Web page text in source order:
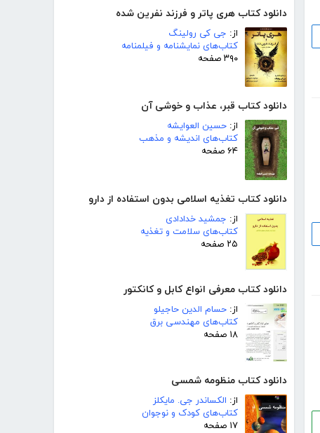
دانلود کتاب هری پاتر و فرزند نفرین شده
از: جی کی رولینگ
کتاب‌های نمایشنامه و فیلمنامه
۳۹۰ صفحه
دانلود کتاب قبر، عذاب و خوشی آن
از: حسین العوایشه
کتاب‌های اندیشه و مذهب
۶۴ صفحه
دانلود کتاب تغذیه اسلامی بدون استفاده از دارو
از: جمشید خدادادی
کتاب‌های سلامت و تغذیه
۲۵ صفحه
دانلود کتاب معرفی انواع کابل و کانکتور
از: حسام الدین حاجیلو
کتاب‌های مهندسی برق
۱۸ صفحه
دانلود کتاب منظومه شمسی
از: الکساندر جی. مایکلز
کتاب‌های کودک و نوجوان
۱۷ صفحه